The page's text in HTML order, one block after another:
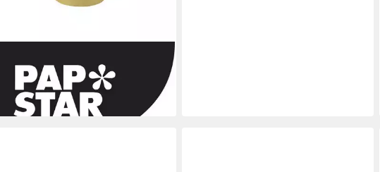
Coffee-to-go-Becher, Pappe
ab 11,53 €
lieferbar - in 3-4 Werktagen bei dir